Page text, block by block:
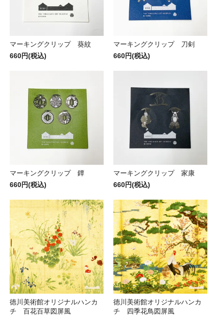
マーキングクリップ 葵紋
660円(税込)
マーキングクリップ 刀剣
660円(税込)
マーキングクリップ 鐔
660円(税込)
マーキングクリップ 家康
660円(税込)
徳川美術館オリジナルハンカ
チ 百花百草図屏風
徳川美術館オリジナルハンカ
チ 四季花鳥図屏風